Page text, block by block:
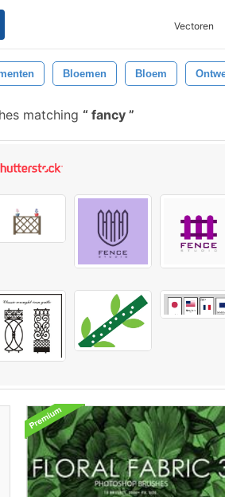
Vectoren
Bloemen Bloem
matching fancy